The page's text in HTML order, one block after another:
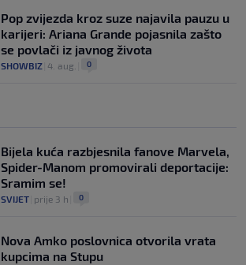
Pop zvijezda kroz suze najavila pauzu u
karijeri: Ariana Grande pojasnila zašto
se povlači iz javnog života
SHOWBIZ 4. aug. 0
Bijela kuća razbjesnila fanove Marvela,
Spider-Manom promovirali deportacije:
Sramim se!
SVIJET prije 3 h 0
Nova Amko poslovnica otvorila vrata
kupcima na Stupu